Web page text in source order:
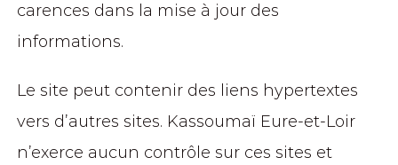
carences dans la mise à jour des
informations.
Le site peut contenir des liens hypertextes
vers d’autres sites. Kassoumaï Eure-et-Loir
n’exerce aucun contrôle sur ces sites et